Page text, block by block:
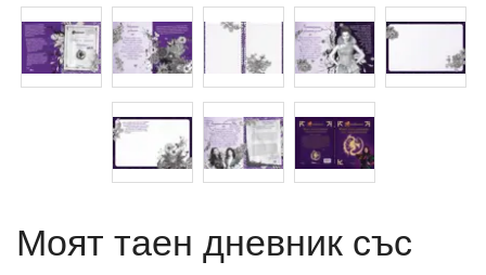
Моят таен дневник със